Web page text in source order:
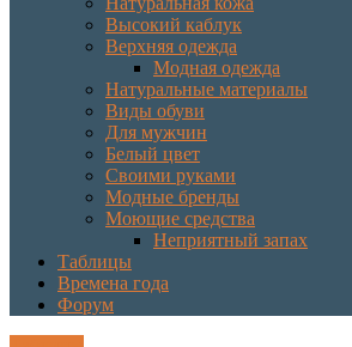
Высокий каблук
Верхняя одежда
Модная одежда
Натуральные материалы
Виды обуви
Для мужчин
Белый цвет
Своими руками
Модные бренды
Моющие средства
Неприятный запах
Таблицы
Времена года
Форум